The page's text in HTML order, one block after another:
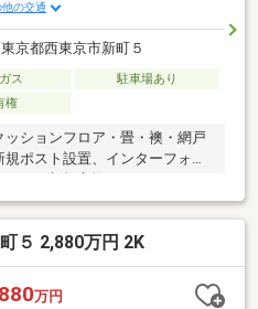
他の交通
東京都西東京市新町５
ス
駐車場あり
権
ションフロア・畳・襖・網戸
ポスト設置、インターフォン
台新規交換、給湯器、給排水
５ 2,880万円 2K
万円